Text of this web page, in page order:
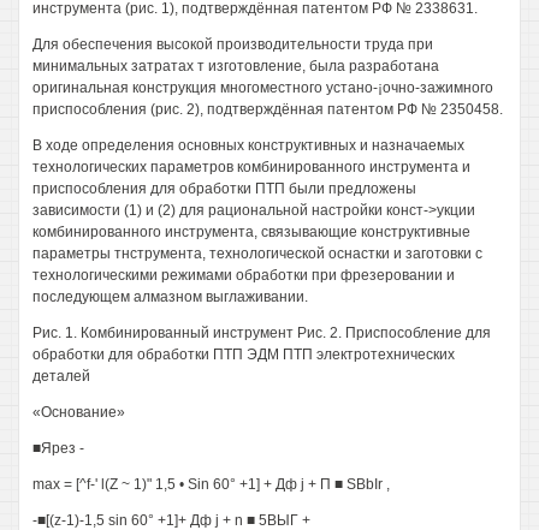
инструмента (рис. 1), подтверждённая патентом РФ № 2338631.
Для обеспечения высокой производительности труда при
минимальных затратах т изготовление, была разработана
оригинальная конструкция многоместного устано-¡очно-зажимного
приспособления (рис. 2), подтверждённая патентом РФ № 2350458.
В ходе определения основных конструктивных и назначаемых
технологических параметров комбинированного инструмента и
приспособления для обработки ПТП были предложены
зависимости (1) и (2) для рациональной настройки конст->укции
комбинированного инструмента, связывающие конструктивные
параметры тнструмента, технологической оснастки и заготовки с
технологическими режимами обработки при фрезеровании и
последующем алмазном выглаживании.
Рис. 1. Комбинированный инструмент Рис. 2. Приспособление для
обработки для обработки ПТП ЭДМ ПТП электротехнических
деталей
«Основание»
■Ярез -
max = [^f-' l(Z ~ 1)" 1,5 • Sin 60° +1] + Дф j + П ■ SBbIr ,
-■[(z-1)-1,5 sin 60° +1]+ Дф j + n ■ 5ВЫГ +